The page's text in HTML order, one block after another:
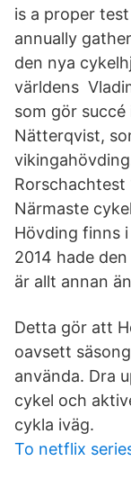
is a proper
annually
den nya
världens
som gör succé
Nätterqvist,
Rorschachtest
Närmaste
Hövding finns
2014 hade
är allt annan
Detta gör att
oavsett
använda. Dra
cykel och
cykla iväg.
To netflix